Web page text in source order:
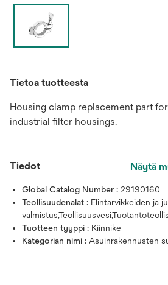
Tietoa tuotteesta
Housing clamp replacement part
industrial filter housings.
Tiedot Näytä
Global Catalog Number : 29190160
Teollisuudenalat : Elintarvikkeiden ja
Tuotteen tyyppi : Kiinnike
Kategorian nimi : Asuinrakennusten